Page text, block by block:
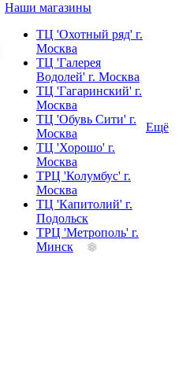
Наши магазины
ТЦ 'Охотный ряд' г.
Москва
ТЦ 'Галерея
Водолей' г. Москва
ТЦ 'Гагаринский' г.
Москва
ТЦ 'Обувь Сити' г.
Москва
ТЦ 'Хорошо' г.
Москва
ТРЦ 'Колумбус' г.
Москва
ТЦ 'Капитолий' г.
Подольск
ТРЦ 'Метрополь' г.
Минск
Ещё